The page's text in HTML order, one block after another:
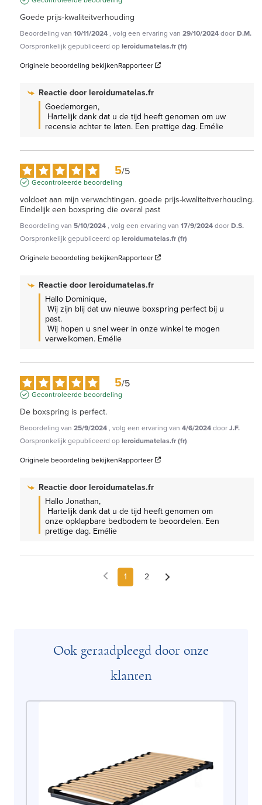
Goede prijs-kwaliteitverhouding
Beoordeling van 10/11/2024, volg een ervaring van 29/10/2024doorD.M.
Oorspronkelijk gepubliceerd opleroidumatelas.fr (fr)
Originele beoordeling bekijkenRapporteer
Reactie doorleroidumatelas.fr
Goedemorgen,
recensie achter te laten. Een prettige dag. Emélie
5/5
Gecontroleerde beoordeling
voldoet aan mijn verwachtingen. goede prijs-kwaliteitverhouding.
Eindelijk een boxspring die overal past
Beoordeling van 5/10/2024, volg een ervaring van 17/9/2024doorD.S.
Oorspronkelijk gepubliceerd opleroidumatelas.fr (fr)
Originele beoordeling bekijkenRapporteer
Reactie doorleroidumatelas.fr
Hallo Dominique,
past.
verwelkomen. Emélie
5/5
Gecontroleerde beoordeling
De boxspring is perfect.
Beoordeling van 25/9/2024, volg een ervaring van 4/6/2024doorJ.F.
Oorspronkelijk gepubliceerd opleroidumatelas.fr (fr)
Originele beoordeling bekijkenRapporteer
Reactie doorleroidumatelas.fr
Hallo Jonathan,
onze opklapbare bedbodem te beoordelen. Een
prettige dag. Emélie
1 2
Ook geraadpleegd door onze
klanten